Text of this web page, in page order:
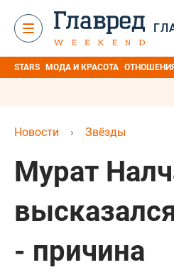
STARS МОДА И КРАСОТА ОТНОШЕНИЯ
Новости › Звёзды
Мурат
- причина